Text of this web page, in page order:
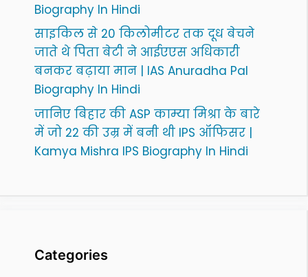
Biography In Hindi
साइकिल से 20 किलोमीटर तक दूध बेचने
जाते थे पिता बेटी ने आईएएस अधिकारी
बनकर बढ़ाया मान | IAS Anuradha Pal
Biography In Hindi
जानिए बिहार की ASP काम्या मिश्रा के बारे
में जो 22 की उम्र में बनी थी IPS ऑफिसर |
Kamya Mishra IPS Biography In Hindi
Categories